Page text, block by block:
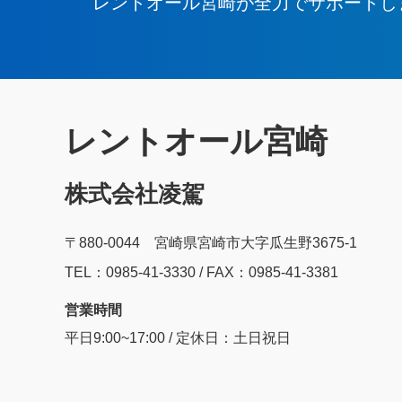
レントオール宮崎
株式会社凌駕
〒880-0044 宮崎県宮崎市大字瓜生野3675-1
TEL：0985‐41‐3330 / FAX：0985-41-3381
営業時間
平日9:00~17:00 / 定休日：土日祝日